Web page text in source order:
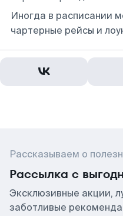
Иногда в расписании
чартерные рейсы и
Рассказываем о
Рассылка с
Эксклюзивные акции,
заботливые